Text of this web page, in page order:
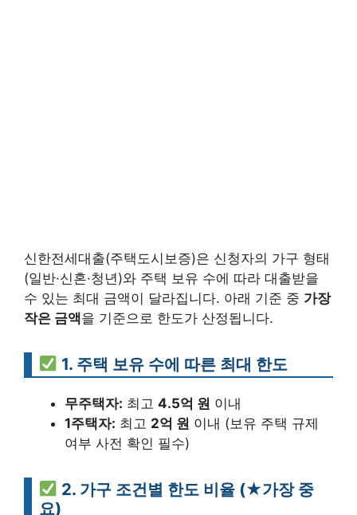
신한전세대출(주택도시보증)은 신청자의 가구 형태
(일반·신혼·청년)와 주택 보유 수에 따라 대출받을
수 있는 최대 금액이 달라집니다. 아래 기준 중 가장
작은 금액을 기준으로 한도가 산정됩니다.
1. 주택 보유 수에 따른 최대 한도
무주택자: 최고 4.5억 원 이내
1주택자: 최고 2억 원 이내 (보유 주택 규제
여부 사전 확인 필수)
2. 가구 조건별 한도 비율 (★가장 중
요)